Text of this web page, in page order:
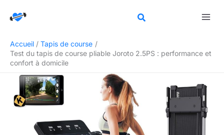
Accueil
Tapis de course
Test du tapis de course pliable Joroto 2.5PS : performance et
confort à domicile